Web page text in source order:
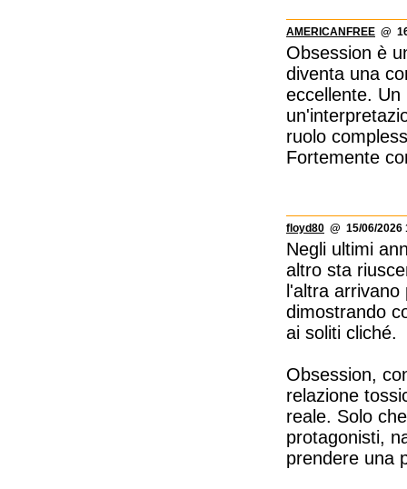
AMERICANFREE @
Obsession è
diventa una
eccellente.
ruolo
Fortemente
floyd80 @ 15/06/2026
Negli ultimi
altro sta
l'altra
dimostrando
ai soliti cliché.
Obsession,
relazione
reale. Solo
protagonisti,
prendere una